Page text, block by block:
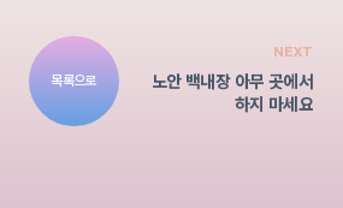
목록으로
NEXT
노안 백내장 아무 곳에서
하지 마세요